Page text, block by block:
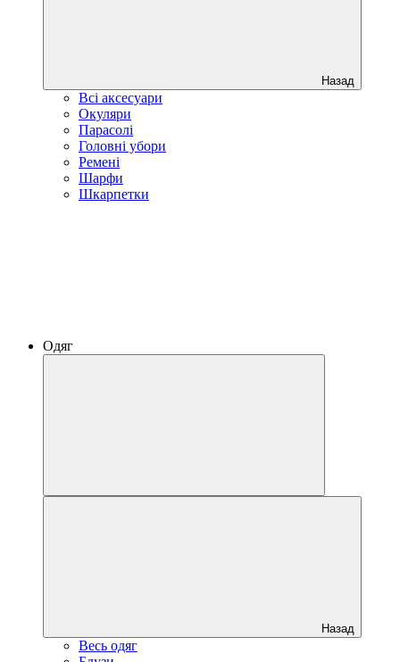
Назад
Всі аксесуари
Окуляри
Парасолі
Головні убори
Ремені
Шарфи
Шкарпетки
Одяг
Назад
Весь одяг